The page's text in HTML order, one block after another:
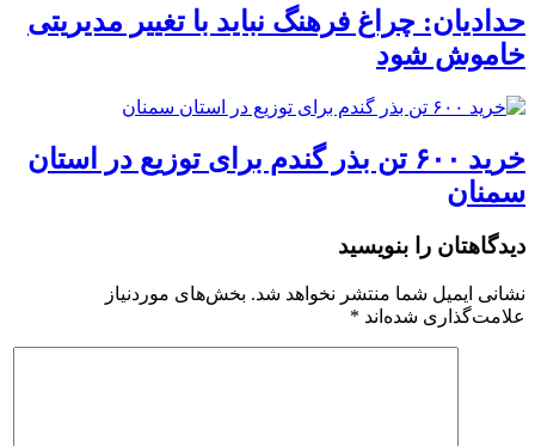
حدادیان: چراغ فرهنگ نباید با تغییر مدیریتی
خاموش شود
خرید ۶۰۰ تن بذر گندم برای توزیع در استان
سمنان
دیدگاهتان را بنویسید
نشانی ایمیل شما منتشر نخواهد شد. بخش‌های موردنیاز
علامت‌گذاری شده‌اند *